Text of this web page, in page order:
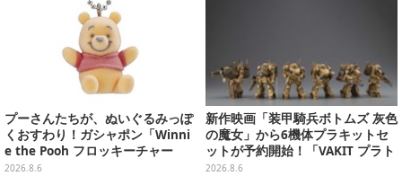
プーさんたちが、ぬいぐるみっぽ
くおすわり！ガシャポン「Winni
e the Pooh フロッキーチャー
ム」ふわふわでどれも可愛い全4
2026.8.6
新作映画「装甲騎兵ボトムズ 灰色
の魔女」から6機体プラキットセ
ットが予約開始！「VAKIT プラト
ーン」第1弾、各部関節可動仕様
2026.8.6